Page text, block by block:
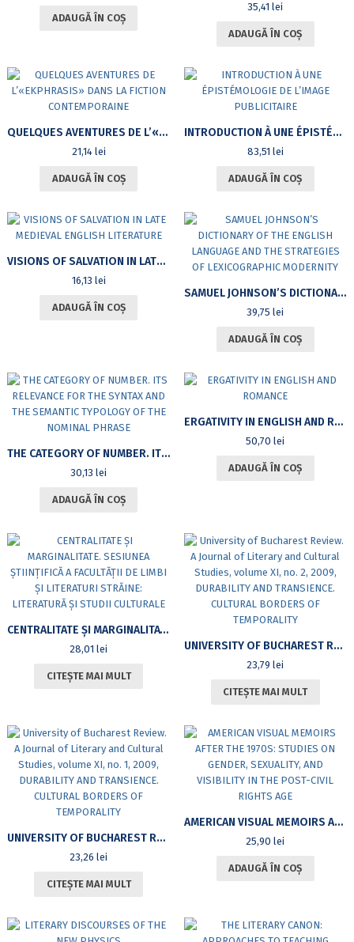
ADAUGĂ ÎN COȘ
35,41lei
ADAUGĂ ÎN COȘ
QUELQUES AVENTURES DE L’«EKPHRASIS» DANS LA FICTION CONTEMPORAINE
21,14 lei
ADAUGĂ ÎN COȘ
INTRODUCTION À UNE ÉPISTÉMOLOGIE DE L’IMAGE PUBLICITAIRE
83,51 lei
ADAUGĂ ÎN COȘ
VISIONS OF SALVATION IN LATE MEDIEVAL ENGLISH LITERATURE
16,13 lei
ADAUGĂ ÎN COȘ
SAMUEL JOHNSON’S DICTIONARY OF THE ENGLISH LANGUAGE AND THE STRATEGIES OF LEXICOGRAPHIC MODERNITY
39,75lei
ADAUGĂ ÎN COȘ
THE CATEGORY OF NUMBER. ITS RELEVANCE FOR THE SYNTAX AND THE SEMANTIC TYPOLOGY OF THE NOMINAL PHRASE
30,13lei
ADAUGĂ ÎN COȘ
ERGATIVITY IN ENGLISH AND ROMANCE
50,70lei
ADAUGĂ ÎN COȘ
CENTRALITATE ȘI MARGINALITATE. SESIUNEA ȘTIINȚIFICĂ A FACULTĂȚII DE LIMBI ȘI LITERATURI STRĂINE: LITERATURĂ ȘI STUDII CULTURALE
28,01lei
CITEȘTE MAI MULT
UNIVERSITY OF BUCHAREST REVIEW. A JOURNAL OF LITERARY AND CULTURAL STUDIES, VOLUME XI, NO. 2, 2009, DURABILITY AND TRANSIENCE. CULTURAL BORDERS OF TEMPORALITY
23,79lei
CITEȘTE MAI MULT
UNIVERSITY OF BUCHAREST REVIEW. A JOURNAL OF LITERARY AND CULTURAL STUDIES, VOLUME XI, NO. 1, 2009, DURABILITY AND TRANSIENCE. CULTURAL BORDERS OF TEMPORALITY
23,26lei
CITEȘTE MAI MULT
AMERICAN VISUAL MEMOIRS AFTER THE 1970S: STUDIES ON GENDER, SEXUALITY, AND VISIBILITY IN THE POST-CIVIL RIGHTS AGE
25,90lei
ADAUGĂ ÎN COȘ